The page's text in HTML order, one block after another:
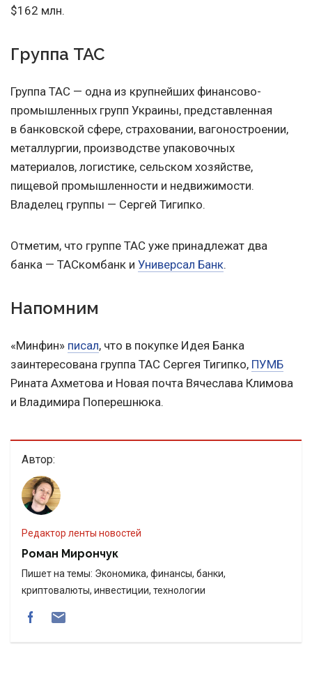
$162 млн.
Группа ТАС
Группа ТАС — одна из крупнейших финансово-
промышленных групп Украины, представленная
в банковской сфере, страховании, вагоностроении,
металлургии, производстве упаковочных
материалов, логистике, сельском хозяйстве,
пищевой промышленности и недвижимости.
Владелец группы — Сергей Тигипко.
Отметим, что группе ТАС уже принадлежат два
банка — ТАСкомбанк и Универсал Банк.
Напомним
«Минфин» писал, что в покупке Идея Банка
заинтересована группа ТАС Сергея Тигипко, ПУМБ
Рината Ахметова и Новая почта Вячеслава Климова
и Владимира Поперешнюка.
Автор:
Редактор ленты новостей
Роман Мирончук
Пишет на темы: Экономика, финансы, банки,
криптовалюты, инвестиции, технологии